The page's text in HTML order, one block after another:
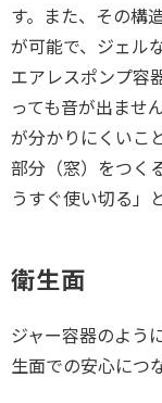
す。また、その構
が可能で、ジェル
エアレスポンプ容
っても音が出ませ
が分かりにくいこ
部分（窓）をつく
うすぐ使い切る」
衛生面
ジャー容器のよう
生面での安心につ